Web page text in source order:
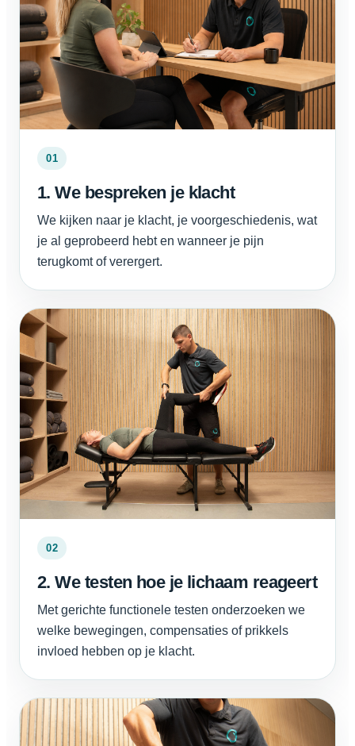
01
1. We bespreken je klacht
We kijken naar je klacht, je voorgeschiedenis, wat
je al geprobeerd hebt en wanneer je pijn
terugkomt of verergert.
02
2. We testen hoe je lichaam reageert
Met gerichte functionele testen onderzoeken we
welke bewegingen, compensaties of prikkels
invloed hebben op je klacht.